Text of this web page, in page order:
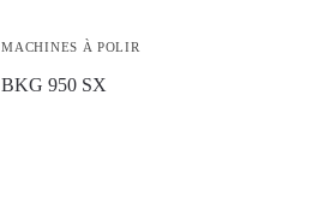
MACHINES À POLIR
BKG 950 SX